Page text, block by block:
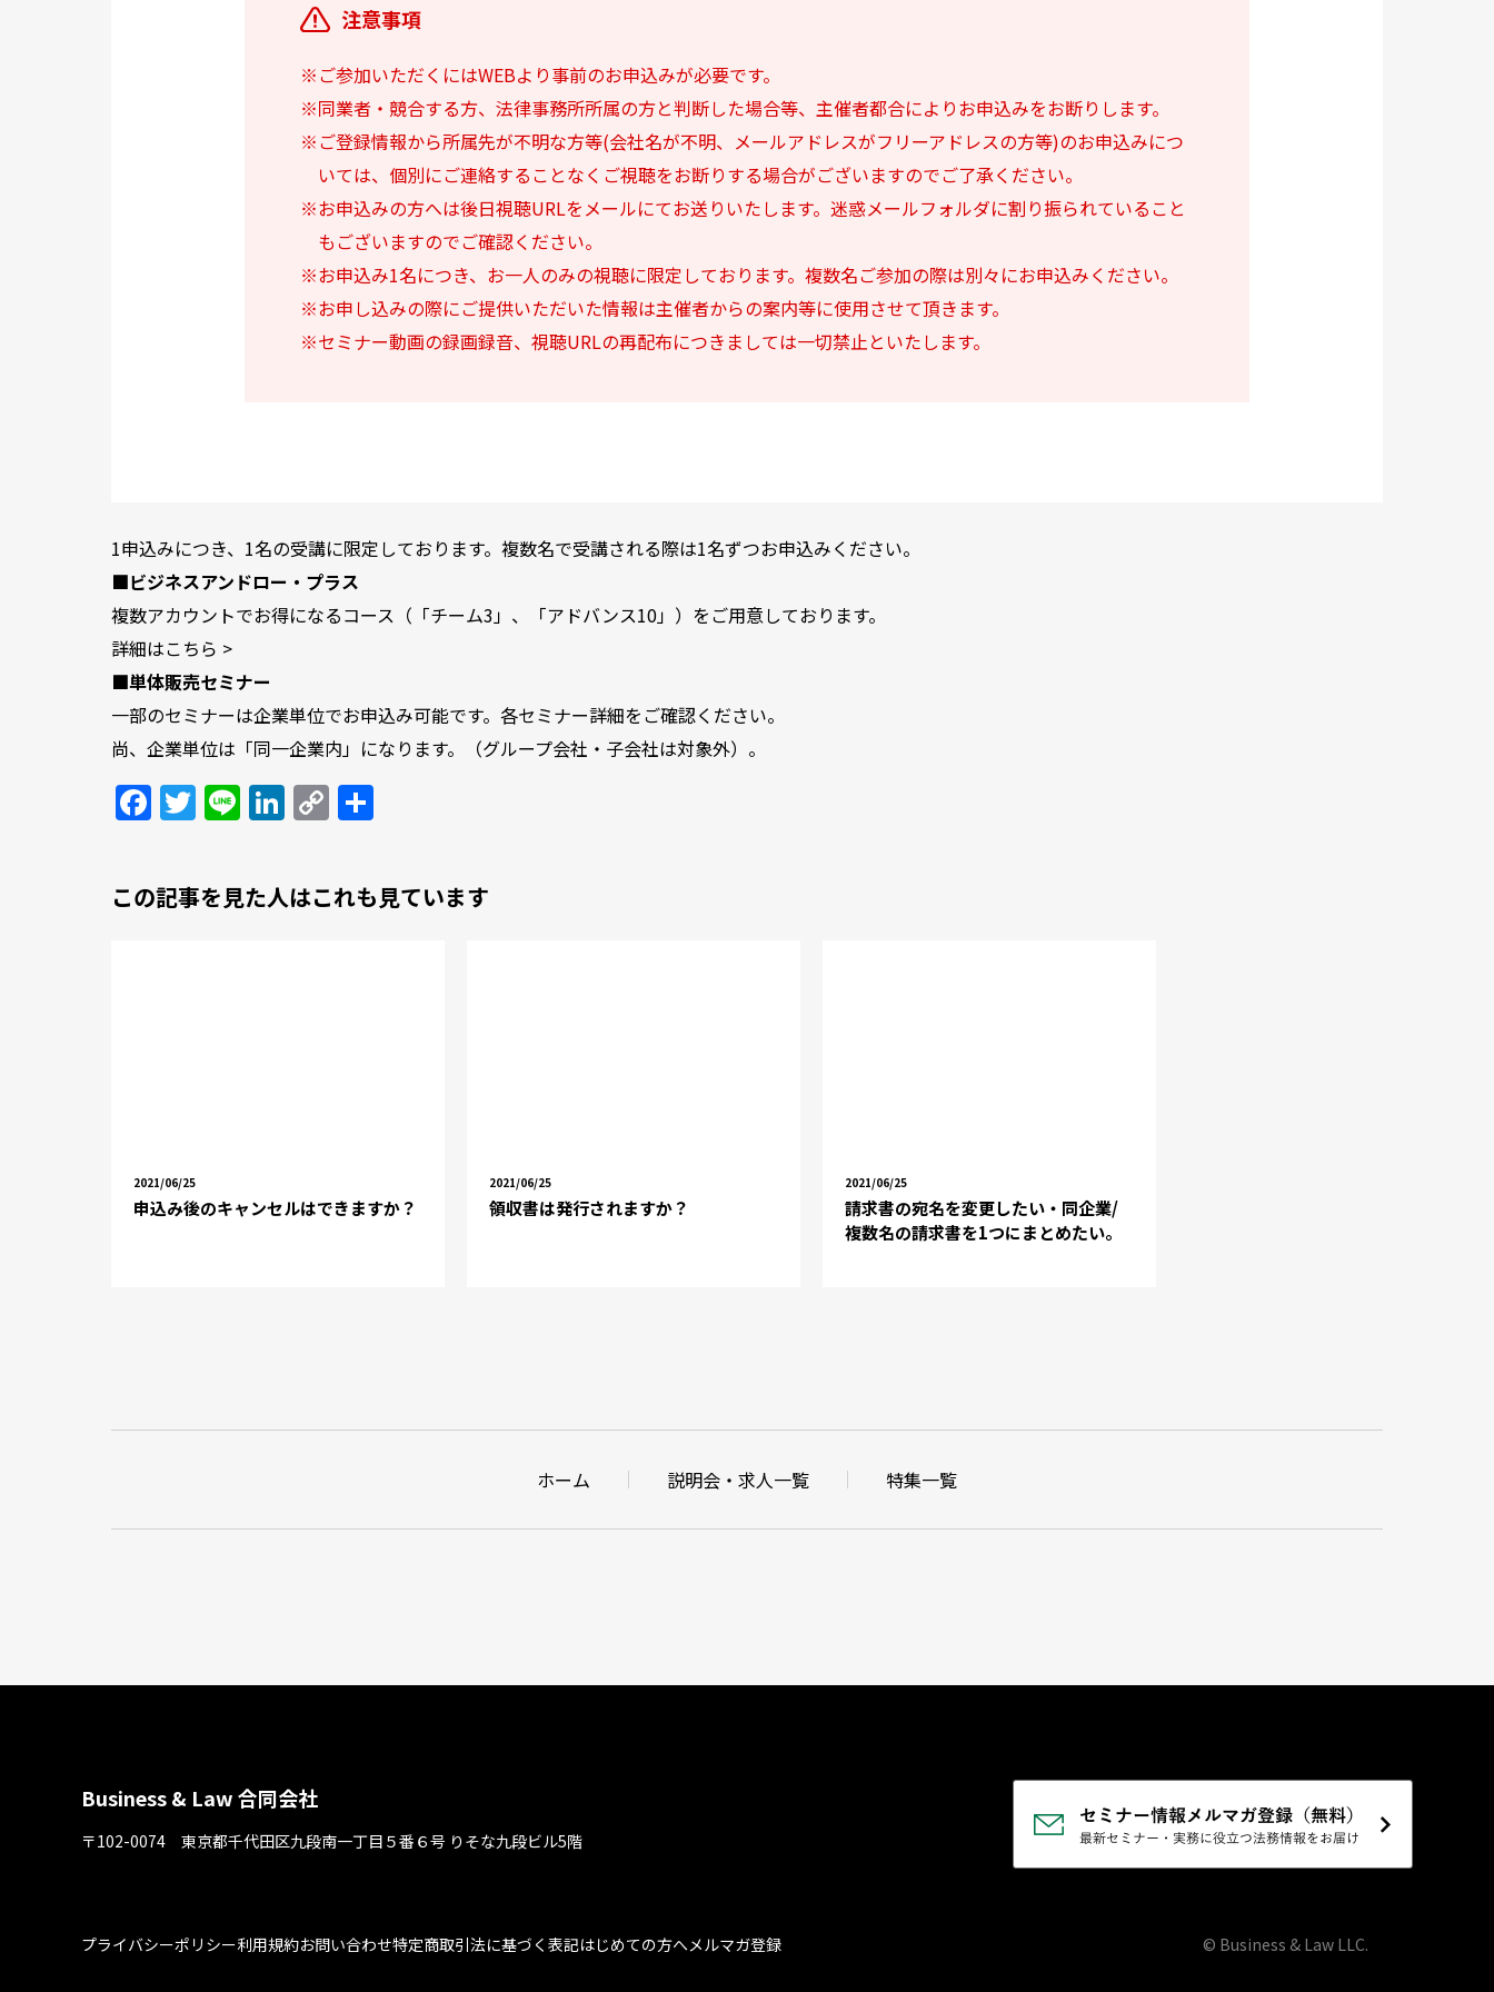
注意事項
※ご参加いただくにはWEBより事前のお申込みが必要です。
※同業者・競合する方、法律事務所所属の方と判断した場合等、主催者都合によりお申込みをお断りします。
※ご登録情報から所属先が不明な方等(会社名が不明、メールアドレスがフリーアドレスの方等)のお申込みにつ
いては、個別にご連絡することなくご視聴をお断りする場合がございますのでご了承ください。
※お申込みの方へは後日視聴URLをメールにてお送りいたします。迷惑メールフォルダに割り振られていること
もございますのでご確認ください。
※お申込み1名につき、お一人のみの視聴に限定しております。複数名ご参加の際は別々にお申込みください。
※お申し込みの際にご提供いただいた情報は主催者からの案内等に使用させて頂きます。
※セミナー動画の録画録音、視聴URLの再配布につきましては一切禁止といたします。
1申込みにつき、1名の受講に限定しております。複数名で受講される際は1名ずつお申込みください。
■ビジネスアンドロー・プラス
複数アカウントでお得になるコース（「チーム3」、「アドバンス10」）をご用意しております。
詳細はこちら >
■単体販売セミナー
一部のセミナーは企業単位でお申込み可能です。各セミナー詳細をご確認ください。
尚、企業単位は「同一企業内」になります。（グループ会社・子会社は対象外）。
Facebook
Twitter
LineLinkedIn
Copy
Link
この記事を見た人はこれも見ています
2021/06/25
申込み後のキャンセルはできますか？
2021/06/25
領収書は発行されますか？
2021/06/25
請求書の宛名を変更したい・同企業/
複数名の請求書を1つにまとめたい。
ホーム 説明会・ 求人一覧 特集一覧
Business & Law 合同会社
〒102-0074 東京都千代⽥区九段南⼀丁⽬５番６号 りそな九段ビル5階
プライバシーポリシー利用規約お問い合わせ特定商取引法に基づく表記はじめての方へメルマガ登録 © Business & Law LLC.